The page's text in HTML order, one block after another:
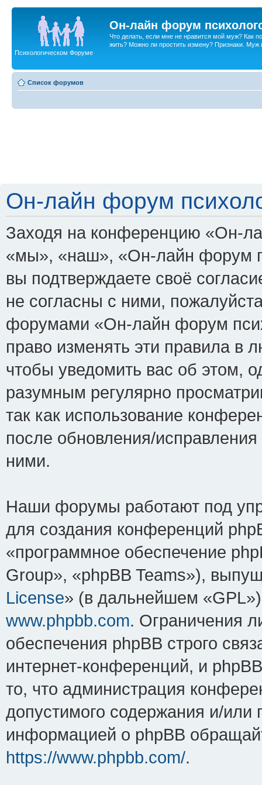
Он-лайн форум
Что делать, если мне не нравится мой муж? Как
жить? Можно ли простить измену? Признаки. Муж
Психологическом Форуме
Список форумов
Он-лайн форум
Заходя на конференцию «Он-
«мы», «наш», «Он-лайн форум
вы подтверждаете своё
не согласны с ними,
форумами «Он-лайн форум
право изменять эти правила в
чтобы уведомить вас об этом,
разумным регулярно
так как использование
после обновления/
ними.
Наши форумы работают под
для создания конференций
«программное обеспечение
Group», «phpBB Teams»),
License» (в дальнейшем
www.phpbb.com. Ограничения
обеспечения phpBB строго
интернет-конференций, и
то, что администрация
допустимого содержания и/
информацией о phpBB
https://www.phpbb.com/.